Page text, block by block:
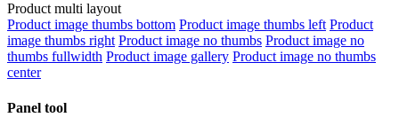
Product multi layout
Product image thumbs bottom Product image thumbs left Product
image thumbs right Product image no thumbs Product image no
thumbs fullwidth Product image gallery Product image no thumbs
center
Panel tool